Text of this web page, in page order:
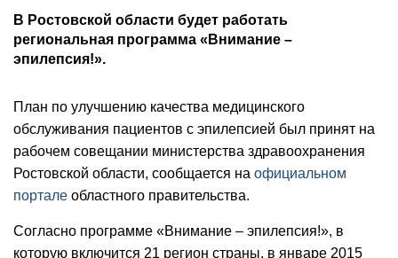
В Ростовской области будет работать
региональная программа «Внимание –
эпилепсия!».
План по улучшению качества медицинского
обслуживания пациентов с эпилепсией был принят на
рабочем совещании министерства здравоохранения
Ростовской области, сообщается на официальном
портале областного правительства.
Согласно программе «Внимание – эпилепсия!», в
которую включится 21 регион страны, в январе 2015